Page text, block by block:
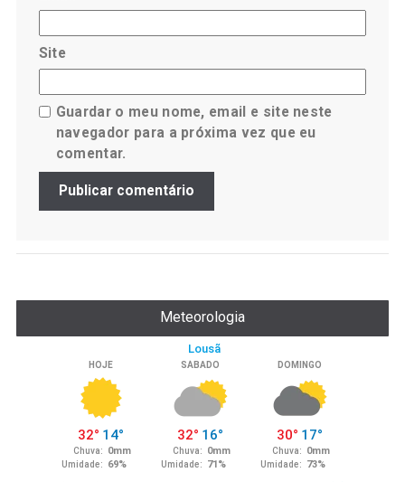
Site
Guardar o meu nome, email e site neste
navegador para a próxima vez que eu
comentar.
Meteorologia